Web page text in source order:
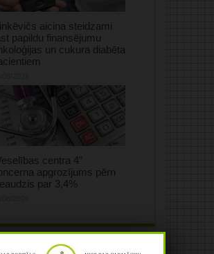
aicina steidzami
papildu finansējumu
un cukura diabēta
centra 4”
apgrozījums pērn
par 3,4%